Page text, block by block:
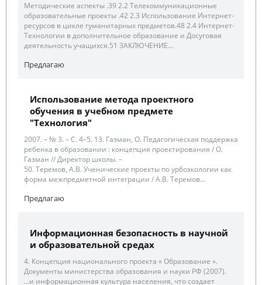
Методические аспекты .39 2.2 Телекоммуникационные
образовательные проекты .42 2.3 Использование Интернет-
ресурсов в цикле гуманитарных предметов.48 2.4 Интернет-
Технологии в дополнительное образование и Досуговая
деятельность учащихся.51 ЗАКЛЮЧЕНИЕ...
Предлагаю
Использование метода проектного
обучения в учебном предмете
"Технология"
2007. – № 3. – С. 4–5. 13. Газман, О. Педагогическая поддержка
ребенка в образовании : концепция проектирования / О.
Газман // Директор школы. –
50. Теремов, А.В. Ученические проекты по урбоэкологии как
форма межпредметной интеграции / А.В. Теремов...
Предлагаю
Информационная безопасность в научной
и образовательной средах
4. Концепция национального проекта « Образование ».
Документы министерства образования и науки РФ (2007).
...и информационная культура населения, что создает